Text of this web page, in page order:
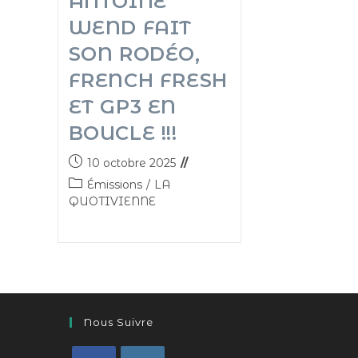
WEND FAIT
SON RODÉO,
FRENCH FRESH
ET GP3 EN
BOUCLE !!!
10 octobre 2025
Émissions / LA
QUOTIVIENNE
Nous Suivre